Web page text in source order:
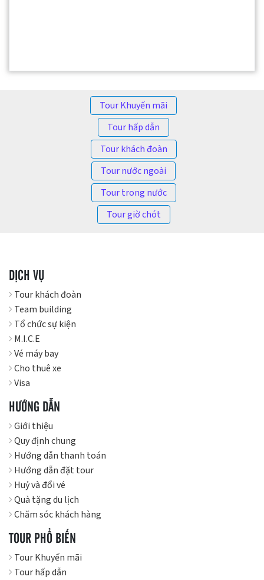
Tour Khuyến mãi
Tour hấp dẫn
Tour khách đoàn
Tour nước ngoài
Tour trong nước
Tour giờ chót
DỊCH VỤ
Tour khách đoàn
Team building
Tổ chức sự kiện
M.I.C.E
Vé máy bay
Cho thuê xe
Visa
HƯỚNG DẪN
Giới thiệu
Quy định chung
Hướng dẫn thanh toán
Hướng dẫn đặt tour
Huỷ và đổi vé
Quà tặng du lịch
Chăm sóc khách hàng
TOUR PHỔ BIẾN
Tour Khuyến mãi
Tour hấp dẫn